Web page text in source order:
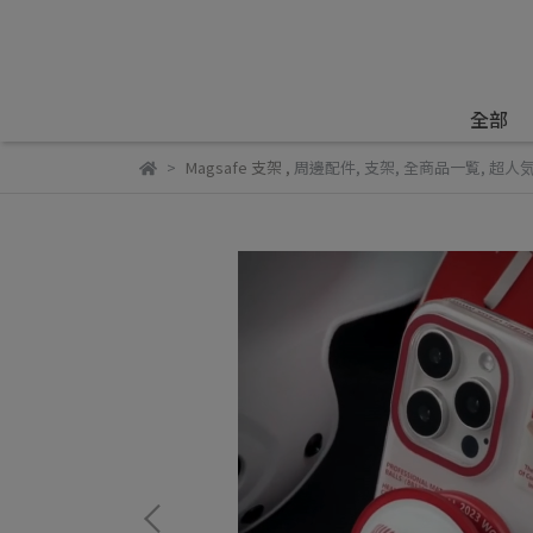
全部
Magsafe 支架 , 周邊配件, 支架, 全商品一覧, 超人